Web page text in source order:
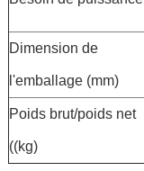
Dimension de
l'emballage (mm)
Poids brut/poids net
((kg)